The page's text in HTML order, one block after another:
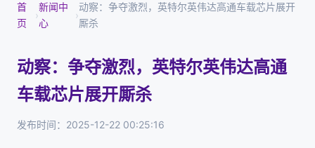
首
页
›
新闻中
心
›
动察：争夺激烈，英特尔英伟达高通车载芯片展开
厮杀
动察：争夺激烈，英特尔英伟达高通
车载芯片展开厮杀
发布时间：2025-12-22 00:25:16